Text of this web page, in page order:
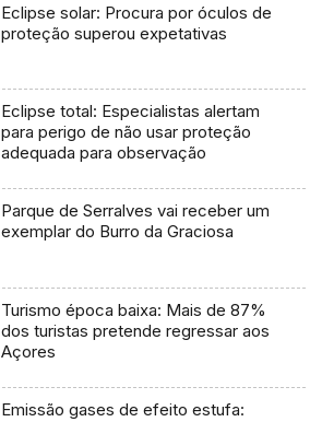
Eclipse solar: Procura por óculos de
proteção superou expetativas
Eclipse total: Especialistas alertam
para perigo de não usar proteção
adequada para observação
Parque de Serralves vai receber um
exemplar do Burro da Graciosa
Turismo época baixa: Mais de 87%
dos turistas pretende regressar aos
Açores
Emissão gases de efeito estufa: